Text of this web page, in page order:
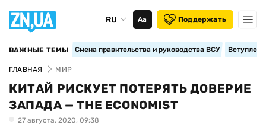
RU Аа Поддержать
ВАЖНЫЕ ТЕМЫ Смена правительства и руководства ВСУ
ГЛАВНАЯ МИР
КИТАЙ РИСКУЕТ ПОТЕРЯТЬ ДОВЕРИЕ
ЗАПАДА — THE ECONOMIST
27 августа, 2020, 09:38